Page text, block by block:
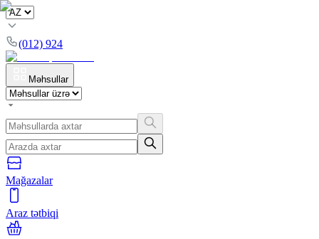
(012) 924
Məhsullar
Mağazalar
Araz tətbiqi